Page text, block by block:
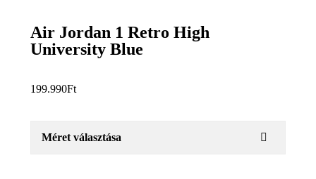
Air Jordan 1 Retro High
University Blue
199.990Ft
Méret választása